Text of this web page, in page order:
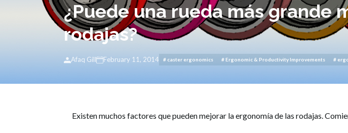
¿Puede una rueda más grande
rodajas?
Afaq Gill February 11, 2014 # caster ergonomics # Ergonomic & Productivity Improvements #
Existen muchos factores que pueden mejorar la ergonomía de las rodajas.